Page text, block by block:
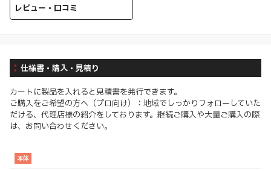
レビュー・口コミ
仕様書・購入・見積り
カートに製品を入れると見積書を発行できます。
ご購入をご希望の方へ（プロ向け）：地域でしっかりフォローしていた
だける、代理店様の紹介をしております。継続ご購入や大量ご購入の際
は、お問い合わせください。
本体